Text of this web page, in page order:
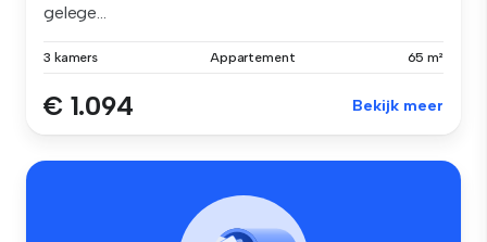
gelege...
3 kamers Appartement 65 m²
€ 1.094 Bekijk meer